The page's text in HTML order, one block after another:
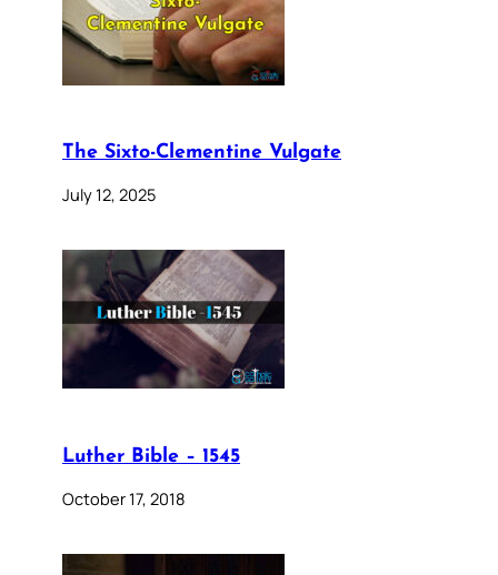
The Sixto-Clementine Vulgate
July 12, 2025
Luther Bible – 1545
October 17, 2018